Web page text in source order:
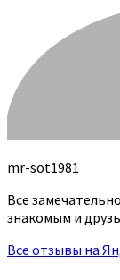
mr-sot1981
Все
знакомым и
Все отзывы на